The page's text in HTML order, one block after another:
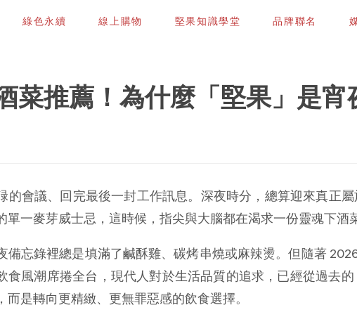
綠色永續 線上購物 堅果知識學堂 品牌聯名
菜推薦！為什麼「堅果」是宵
的會議、回完最後一封工作訊息。深夜時分，總算迎來真正
單一麥芽威士忌，這時候，指尖與大腦都在渴求一份靈魂下酒
備忘錄裡總是填滿了鹹酥雞、碳烤串燒或麻辣燙。但隨著
食風潮席捲全台，現代人對於生活品質的追求，已經從過去
而是轉向更精緻、更無罪惡感的飲食選擇。